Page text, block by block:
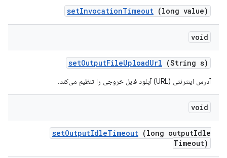
setInvocationTimeout (long value)
void
setOutputFileUploadUrl (String s)
آدرس اینترنتی (URL) آپلود فایل خروجی را تنظیم می‌کند.
void
setOutputIdleTimeout (long outputIdle
Timeout)